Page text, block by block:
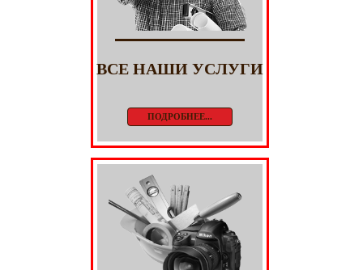
ВСЕ НАШИ УСЛУГИ
ПОДРОБНЕЕ...